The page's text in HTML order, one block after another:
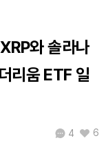
와 솔라나
리움 ETF 일
4 6